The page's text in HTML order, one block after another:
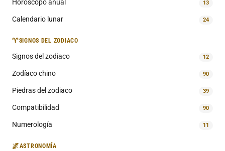
Horóscopo anual 13
Calendario lunar 24
♈SIGNOS DEL ZODIACO
Signos del zodiaco 12
Zodíaco chino 90
Piedras del zodiaco 39
Compatibilidad 90
Numerología 11
🌌ASTRONOMÍA